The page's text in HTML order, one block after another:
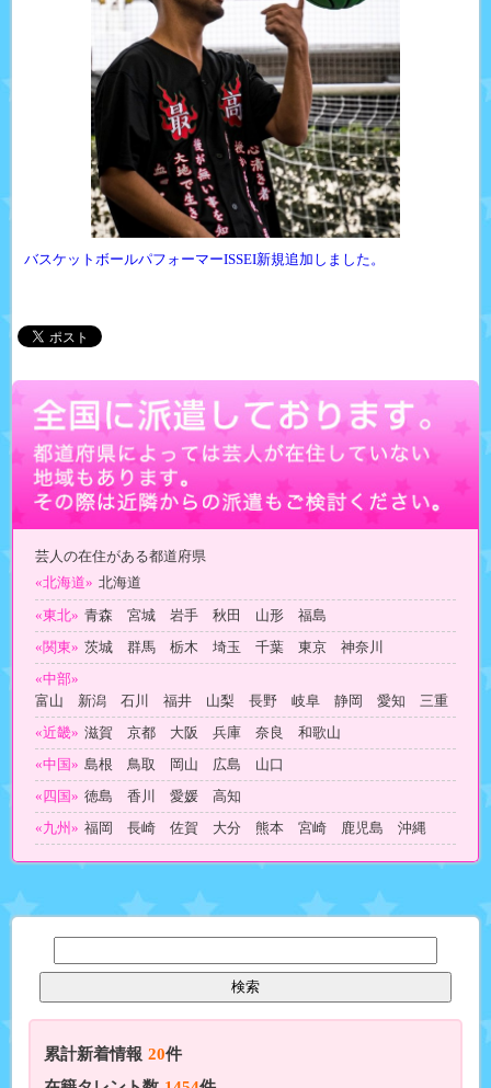
バスケットボールパフォーマーISSEI新規追加しました。
芸人の在住がある都道府県
«北海道» 北海道
«東北» 青森 宮城 岩手 秋田 山形 福島
«関東» 茨城 群馬 栃木 埼玉 千葉 東京 神奈川
«中部»
富山 新潟 石川 福井 山梨 長野 岐阜 静岡 愛知 三重
«近畿» 滋賀 京都 大阪 兵庫 奈良 和歌山
«中国» 島根 鳥取 岡山 広島 山口
«四国» 徳島 香川 愛媛 高知
«九州» 福岡 長崎 佐賀 大分 熊本 宮崎 鹿児島 沖縄
累計新着情報 20件